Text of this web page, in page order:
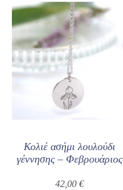
Κολιέ ασήμι λουλούδι
γέννησης – Φεβρουάριος
42,00 €